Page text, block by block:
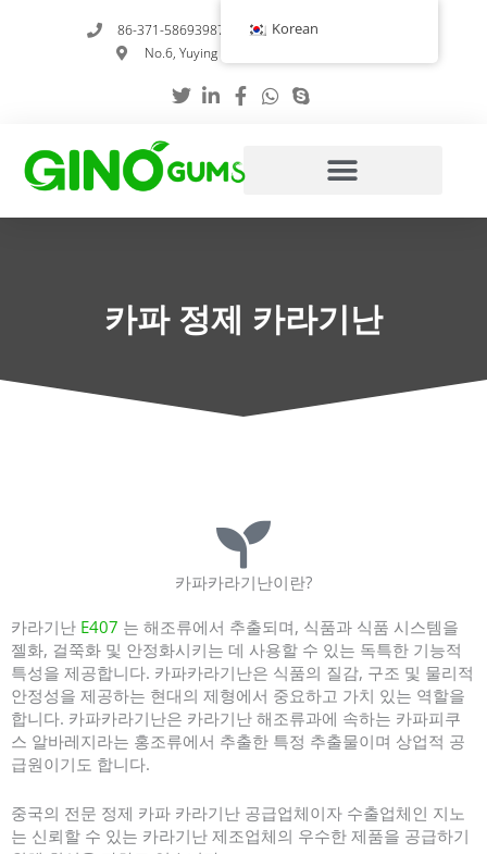
86-371-58693987
info@gumstabilizer.com
No.6, Yuying Road, 정저우, 허난성, 중국
카파 정제 카라기난
카파카라기난이란?
카라기난 E407 는 해조류에서 추출되며, 식품과 식품 시스템을
젤화, 걸쭉화 및 안정화시키는 데 사용할 수 있는 독특한 기능적
특성을 제공합니다. 카파카라기난은 식품의 질감, 구조 및 물리적
안정성을 제공하는 현대의 제형에서 중요하고 가치 있는 역할을
합니다. 카파카라기난은 카라기난 해조류과에 속하는 카파피쿠
스 알바레지라는 홍조류에서 추출한 특정 추출물이며 상업적 공
급원이기도 합니다.
중국의 전문 정제 카파 카라기난 공급업체이자 수출업체인 지노
는 신뢰할 수 있는 카라기난 제조업체의 우수한 제품을 공급하기
Korean